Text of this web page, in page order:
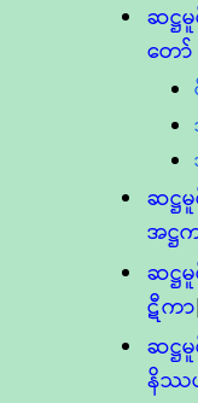
ဆဋ္ဌ
တော်
ဆဋ္
အဋ္
ဆဋ္
ဋီကာ
ဆဋ္
နိဿ